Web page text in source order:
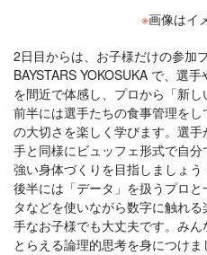
※画像はイ
2日目からは、お子様だけの参加
BAYSTARS YOKOSUKA で、選
を間近で体感し、プロから「新し
前半には選手たちの食事管理を
の大切さを楽しく学びます。選
手と同様にビュッフェ形式で自
強い身体づくりを目指しましょう
後半には「データ」を扱うプロ
タなどを使いながら数字に触れ
手なお子様でも大丈夫です。み
とらえる論理的思考を身につけま